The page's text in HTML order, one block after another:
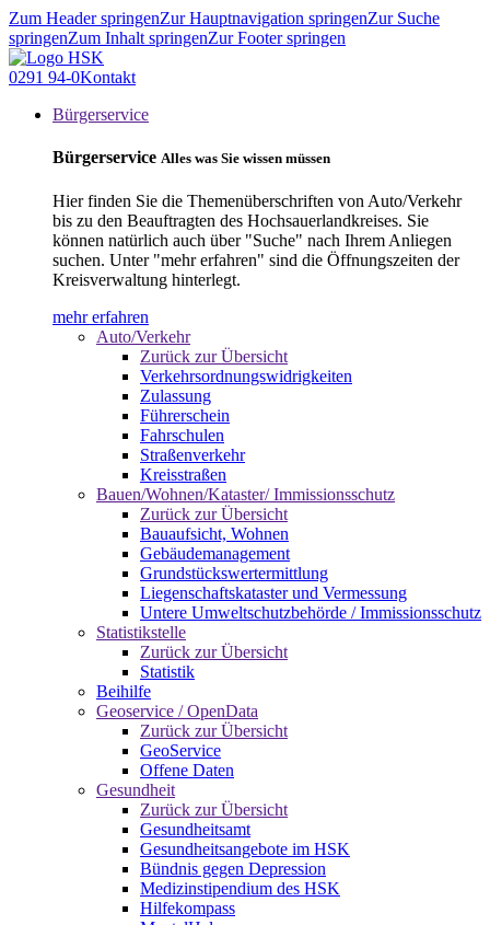
Zum Header springenZur Hauptnavigation springenZur Suche
springenZum Inhalt springenZur Footer springen
0291 94-0Kontakt
Bürgerservice
Bürgerservice Alles was Sie wissen müssen
Hier finden Sie die Themenüberschriften von Auto/Verkehr
bis zu den Beauftragten des Hochsauerlandkreises. Sie
können natürlich auch über "Suche" nach Ihrem Anliegen
suchen. Unter "mehr erfahren" sind die Öffnungszeiten der
Kreisverwaltung hinterlegt.
mehr erfahren
Auto/Verkehr
Zurück zur Übersicht
Verkehrsordnungswidrigkeiten
Zulassung
Führerschein
Fahrschulen
Straßenverkehr
Kreisstraßen
Bauen/Wohnen/Kataster/ Immissionsschutz
Zurück zur Übersicht
Bauaufsicht, Wohnen
Gebäudemanagement
Grundstückswertermittlung
Liegenschaftskataster und Vermessung
Untere Umweltschutzbehörde / Immissionsschutz
Statistikstelle
Zurück zur Übersicht
Statistik
Beihilfe
Geoservice / OpenData
Zurück zur Übersicht
GeoService
Offene Daten
Gesundheit
Zurück zur Übersicht
Gesundheitsamt
Gesundheitsangebote im HSK
Bündnis gegen Depression
Medizinstipendium des HSK
Hilfekompass